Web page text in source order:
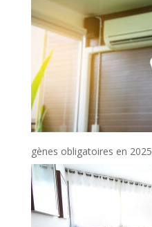
gènes obligatoires en 2025